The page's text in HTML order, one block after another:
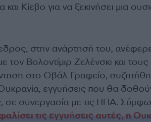
Κίεβο για να ξεκινήσει μια
στην ανάρτησή του, ανέφερε
τον Βολοντίμιρ Ζελένσκι και
στο Οβάλ Γραφείο,
εγγυήσεις που θα
σε συνεργασία με τις ΗΠΑ.
τις εγγυήσεις αυτές, η